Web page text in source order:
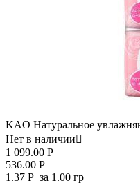
KAO Натуральное
Нет в наличии
1 099.00 Р
536.00 Р
1.37 Р за 1.00 гр